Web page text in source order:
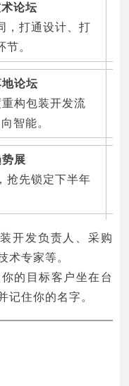
论坛
，打通设计、打
。
论坛
构包装开发流
智能。
展
抢先锁定下半年
开发负责人、采购
术专家等。
的目标客户坐在台
记住你的名字。